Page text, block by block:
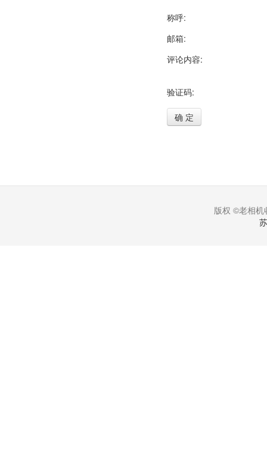
称呼:
邮箱:
评论内容:
验证码:
确 定
版权 ©老相